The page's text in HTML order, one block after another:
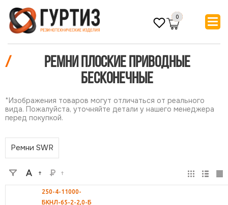
0
/
Ремни плоские приводные
бесконечные
*Изображения товаров могут отличаться от реального
вида. Пожалуйста, уточняйте детали у нашего менеджера
перед покупкой.
Ремни SWR
250-4-11000-
БКНЛ-65-2-2,0-Б